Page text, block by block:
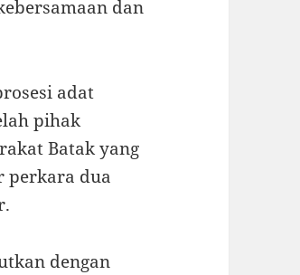
dan
adat
pihak
Batak yang
perkara dua
dengan